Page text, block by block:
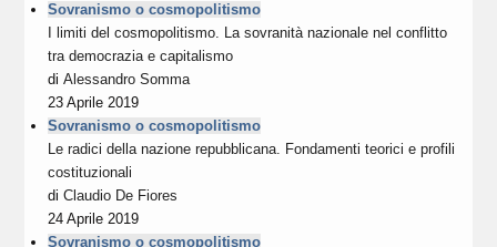
Sovranismo o cosmopolitismo
I limiti del cosmopolitismo. La sovranità nazionale nel conflitto
tra democrazia e capitalismo
di Alessandro Somma
23 Aprile 2019
Sovranismo o cosmopolitismo
Le radici della nazione repubblicana. Fondamenti teorici e profili
costituzionali
di Claudio De Fiores
24 Aprile 2019
Sovranismo o cosmopolitismo